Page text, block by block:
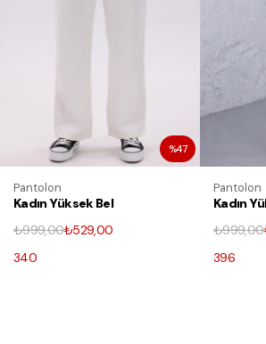
%47
Pantolon
Kadın Yüksek Bel
Dokulu Pantolon –
Nefes Alabilir
Kumaş, 4 Mevsim
₺529,00
₺999,00
340
Pantolon
Kadın
Bol Paça
₺999,00
396